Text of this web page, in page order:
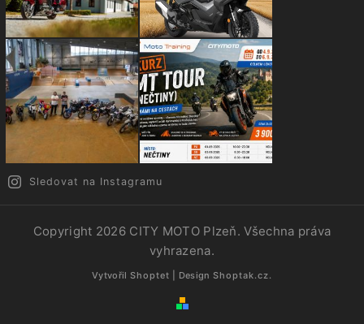
Sledovat na Instagramu
Copyright 2026 CITY MOTO Plzeň. Všechna práva
vyhrazena.
Vytvořil Shoptet | Design Shoptak.cz.